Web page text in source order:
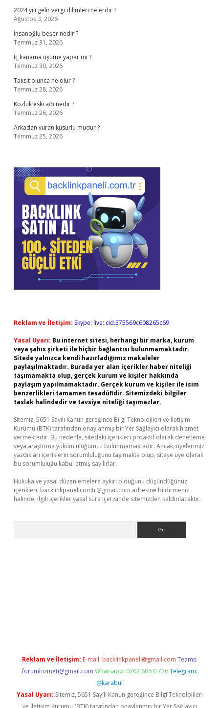
2024 yılı gelir vergi dilimleri nelerdir ?
Ağustos 3, 2026
İnsanoğlu beşer nedir ?
Temmuz 31, 2026
İç kanama üşüme yapar mı ?
Temmuz 30, 2026
Taksit olunca ne olur ?
Temmuz 28, 2026
Kozluk eski adı nedir ?
Temmuz 26, 2026
Arkadan vuran kusurlu mudur ?
Temmuz 25, 2026
Reklam ve İletişim: Skype: live:.cid.575569c608265c69
Yasal Uyarı: Bu internet sitesi, herhangi bir marka, kurum
veya şahıs şirketi ile hiçbir bağlantısı bulunmamaktadır.
Sitede yalnızca kendi hazırladığımız makaleler
paylaşılmaktadır. Burada yer alan içerikler haber niteliği
taşımamakta olup, gerçek kurum ve kişiler hakkında
paylaşım yapılmamaktadır. Gerçek kurum ve kişiler ile isim
benzerlikleri tamamen tesadüfidir. Sitemizdeki bilgiler
taslak halindedir ve tavsiye niteliği taşımazlar.
Sitemiz, 5651 Sayılı Kanun gereğince Bilgi Teknolojileri ve İletişim
Kurumu (BTK) tarafından onaylanmış bir Yer Sağlayıcı olarak hizmet
vermektedir. Bu nedenle, sitedeki içerikleri proaktif olarak denetleme
veya araştırma yükümlülüğümüz bulunmamaktadır. Ancak, üyelerimiz
yazdıkları içeriklerin sorumluluğunu taşımakta olup, siteye üye olarak
bu sorumluluğu kabul etmiş sayılırlar.
Hukuka ve yasal düzenlemelere aykırı olduğunu düşündüğünüz
içerikleri, backlinkpanelicomtr@gmail.com adresine bildirmeniz
halinde, ilgili içerikler yasal süre içerisinde sitemizden kaldırılacaktır.
Reklam ve İletişim: E-mail: backlinkpaneli@gmail.com Teams:
forumhizmeti@gmail.com Whatsapp: 0262 606 0 726 Telegram:
@karabul
Yasal Uyarı: Sitemiz, 5651 Sayılı Kanun gereğince Bilgi Teknolojileri
ve İletişim Kurumu (BTK) tarafından onaylanmış bir Yer Sağlayıcı